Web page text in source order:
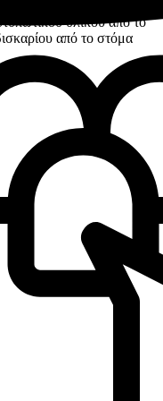
υλικού από το
από το στόμα